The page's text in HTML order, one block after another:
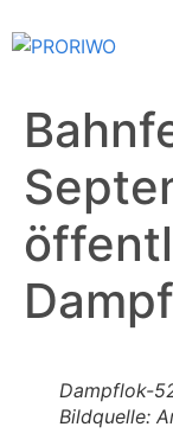
Dampflok-
Bildquelle: